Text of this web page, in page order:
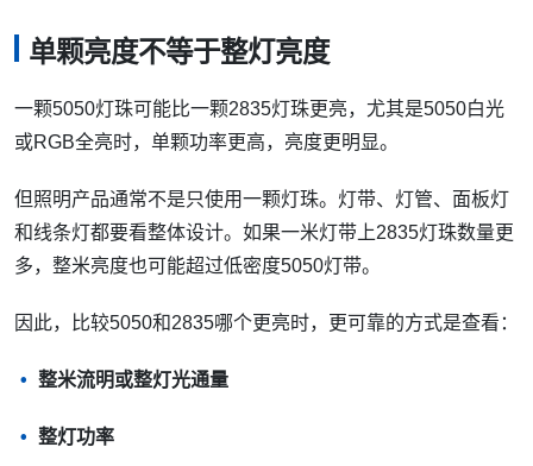
单颗亮度不等于整灯亮度
一颗5050灯珠可能比一颗2835灯珠更亮，尤其是5050白光
或RGB全亮时，单颗功率更高，亮度更明显。
但照明产品通常不是只使用一颗灯珠。灯带、灯管、面板灯
和线条灯都要看整体设计。如果一米灯带上2835灯珠数量更
多，整米亮度也可能超过低密度5050灯带。
因此，比较5050和2835哪个更亮时，更可靠的方式是查看：
整米流明或整灯光通量
整灯功率